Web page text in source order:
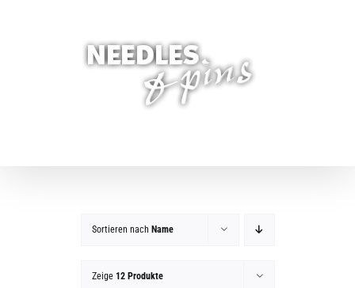
Sortieren nach Name
Zeige 12 Produkte